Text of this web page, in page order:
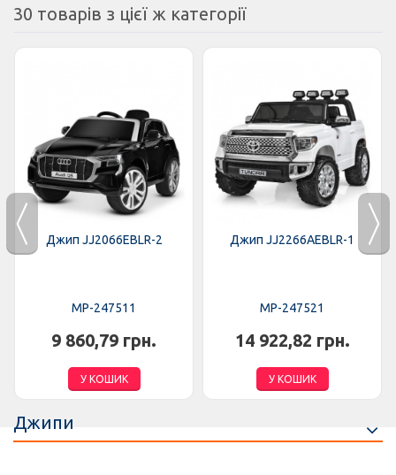
30 товарів з цієї ж категорії
Джип JJ2066EBLR-2
MP-247511
9 860,79 грн.
У КОШИК
Джип JJ2266AEBLR-1
MP-247521
14 922,82 грн.
У КОШИК
Джипи